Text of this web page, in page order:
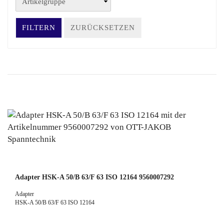
FILTERN ZURÜCKSETZEN
Adapter HSK-A 50/B 63/F 63 ISO 12164 9560007292
Adapter
HSK-A 50/B 63/F 63 ISO 12164